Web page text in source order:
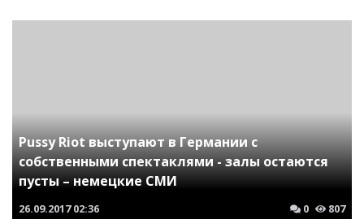
Pussy Riot выступают в Германии с
собственными спектаклями - залы остаются
пусты – немецкие СМИ
26.09.2017 02:36 0 807